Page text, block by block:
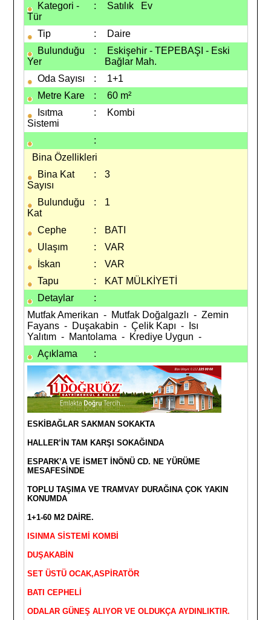
Kategori -
Tür
: Satılık Ev
Tip :
Daire
Bulunduğu
Yer
:
Eskişehir - TEPEBAŞI - Eski
Bağlar Mah.
Oda Sayısı
:
1+1
Metre Kare
:
60 m²
Isıtma
Sistemi
: Kombi
:
Bina Özellikleri
Bina Kat
Sayısı
: 3
Bulunduğu
Kat
: 1
Cephe :
BATI
Ulaşım
:
VAR
İskan
:
VAR
Tapu
:
KAT MÜLKİYETİ
Detaylar
:
Mutfak Amerikan - Mutfak Doğalgazlı - Zemin
Fayans - Duşakabin - Çelik Kapı - Isı
Yalıtım - Mantolama - Krediye Uygun -
Açıklama
:
ESKİBAĞLAR SAKMAN SOKAKTA
HALLER’İN TAM KARŞI SOKAĞINDA
ESPARK’A VE İSMET İNÖNÜ CD. NE YÜRÜME
MESAFESİNDE
TOPLU TAŞIMA VE TRAMVAY DURAĞINA ÇOK YAKIN
KONUMDA
1+1-60 M2 DAİRE.
ISINMA SİSTEMİ KOMBİ
DUŞAKABİN
SET ÜSTÜ OCAK,ASPİRATÖR
BATI CEPHELİ
ODALAR GÜNEŞ ALIYOR VE OLDUKÇA AYDINLIKTIR.